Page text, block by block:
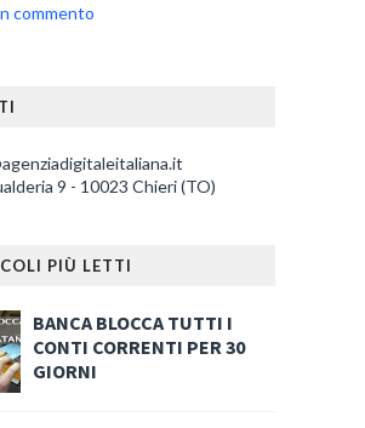
commento
9 - 10023 Chieri (TO)
PIÙ LETTI
BANCA BLOCCA TUTTI I
CONTI CORRENTI PER 30
GIORNI